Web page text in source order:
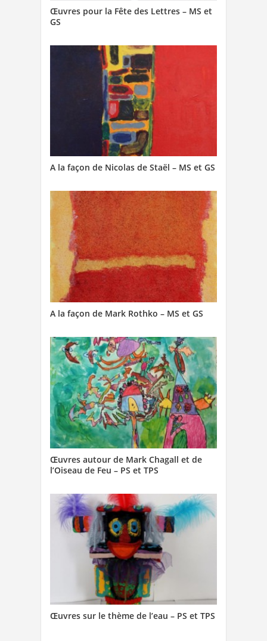
Œuvres pour la Fête des Lettres – MS et
GS
A la façon de Nicolas de Staël – MS et GS
A la façon de Mark Rothko – MS et GS
Œuvres autour de Mark Chagall et de
l’Oiseau de Feu – PS et TPS
Œuvres sur le thème de l’eau – PS et TPS